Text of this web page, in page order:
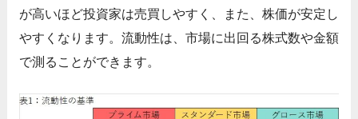
が高いほど投資家は売買しやすく、また、株価が安定し
やすくなります。流動性は、市場に出回る株式数や金額
で測ることができます。